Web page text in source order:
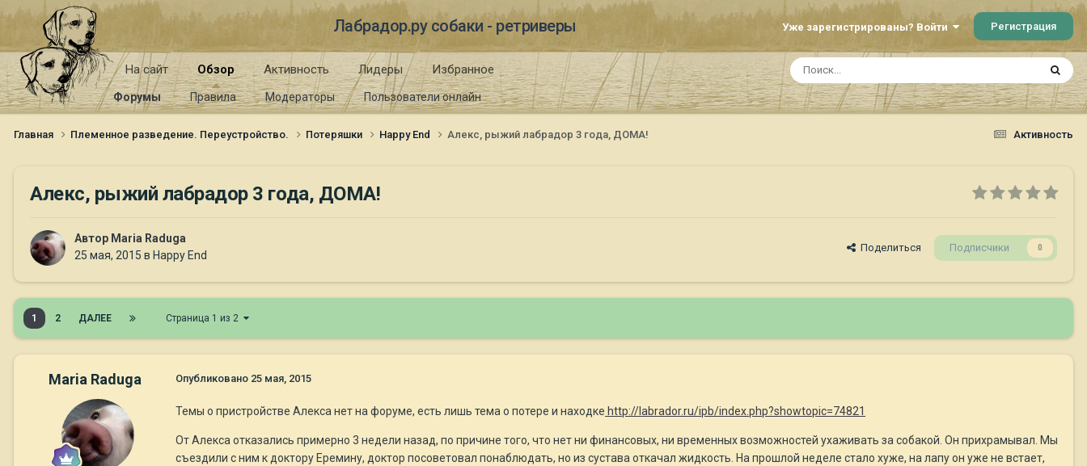
Лабрадор.ру собаки - ретриверы Уже зарегистрированы? Войти Регистрация
На сайт Обзор
Форумы Правила Модераторы Пользователи онлайн
Активность Лидеры Избранное
Активность
Главная Племенное разведение. Переустройство. Потеряшки Happy End Алекс, рыжий лабрадор 3 года, ДОМА!
Алекс, рыжий лабрадор 3 года, ДОМА!
Автор Maria Raduga
25 мая, 2015 в Happy End
Поделиться Подписчики 0
1 2 ДАЛЕЕ Страница 1 из 2
Maria Raduga Опубликовано 25 мая, 2015
Темы о пристройстве Алекса нет на форуме, есть лишь тема о потере и находке http://labrador.ru/ipb/index.php?showtopic=74821
От Алекса отказались примерно 3 недели назад, по причине того, что нет ни финансовых, ни временных возможностей ухаживать за собакой. Он прихрамывал. Мы
съездили с ним к доктору Еремину, доктор посоветовал понаблюдать, но из сустава откачал жидкость. На прошлой неделе стало хуже, на лапу он уже не встает,